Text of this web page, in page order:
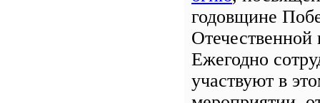
годовщине
Отечественной
Ежегодно
участвуют в